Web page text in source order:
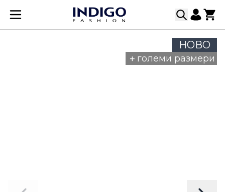
Прескачане към съдържанието
НОВО
+ големи размери